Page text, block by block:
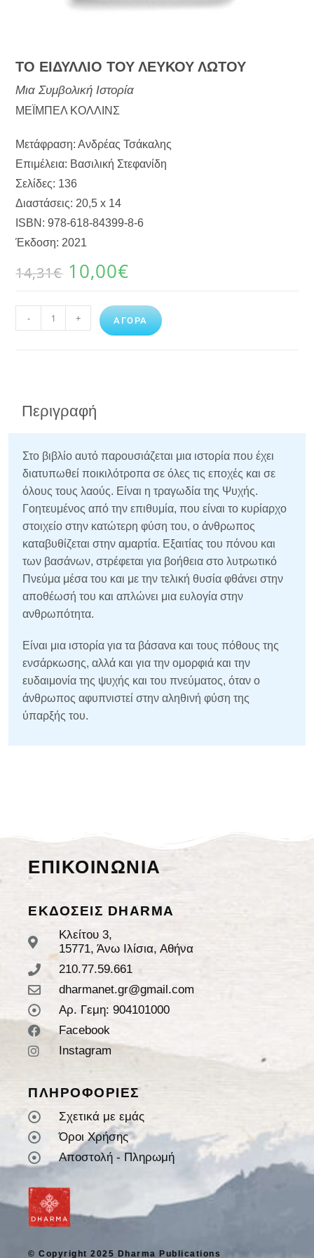
ΤΟ ΕΙΔΥΛΛΙΟ ΤΟΥ ΛΕΥΚΟΥ ΛΩΤΟΥ
Μια Συμβολική Ιστορία
ΜΕΪΜΠΕΛ ΚΟΛΛΙΝΣ
Μετάφραση: Ανδρέας Τσάκαλης
Επιμέλεια: Βασιλική Στεφανίδη
Σελίδες: 136
Διαστάσεις: 20,5 x 14
ISBN: 978-618-84399-8-6
Έκδοση: 2021
14,31€ 10,00€
- + ΑΓΟΡΑ
Περιγραφή
Στο βιβλίο αυτό παρουσιάζεται μια ιστορία που έχει
διατυπωθεί ποικιλότροπα σε όλες τις εποχές και σε
όλους τους λαούς. Είναι η τραγωδία της Ψυχής.
Γοητευμένος από την επιθυμία, που είναι το κυρίαρχο
στοιχείο στην κατώτερη φύση του, ο άνθρωπος
καταβυθίζεται στην αμαρτία. Εξαιτίας του πόνου και
των βασάνων, στρέφεται για βοήθεια στο λυτρωτικό
Πνεύμα μέσα του και με την τελική θυσία φθάνει στην
αποθέωσή του και απλώνει μια ευλογία στην
ανθρωπότητα.
Είναι μια ιστορία για τα βάσανα και τους πόθους της
ενσάρκωσης, αλλά και για την ομορφιά και την
ευδαιμονία της ψυχής και του πνεύματος, όταν ο
άνθρωπος αφυπνιστεί στην αληθινή φύση της
ύπαρξής του.
ΕΠΙΚΟΙΝΩΝΙΑ
ΕΚΔΟΣΕΙΣ DHARMA
Κλείτου 3,
15771, Άνω Ιλίσια, Αθήνα
210.77.59.661
dharmanet.gr@gmail.com
Αρ. Γεμη: 904101000
Facebook
Instagram
ΠΛΗΡΟΦΟΡΙΕΣ
Σχετικά με εμάς
Όροι Χρήσης
Αποστολή - Πληρωμή
© Copyright 2025 Dharma Publications